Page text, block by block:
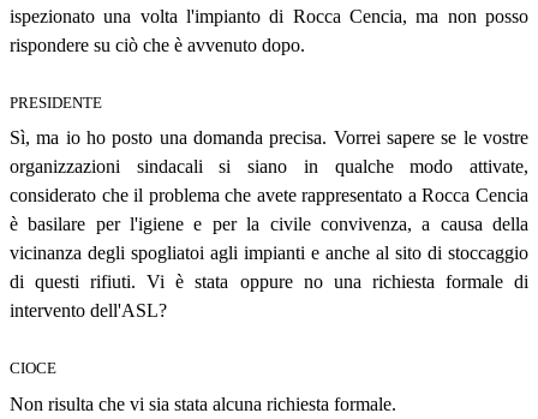
ispezionato una volta l'impianto di Rocca Cencia, ma non posso
rispondere su ciò che è avvenuto dopo.
PRESIDENTE
Sì, ma io ho posto una domanda precisa. Vorrei sapere se le vostre
organizzazioni sindacali si siano in qualche modo attivate,
considerato che il problema che avete rappresentato a Rocca Cencia
è basilare per l'igiene e per la civile convivenza, a causa della
vicinanza degli spogliatoi agli impianti e anche al sito di stoccaggio
di questi rifiuti. Vi è stata oppure no una richiesta formale di
intervento dell'ASL?
CIOCE
Non risulta che vi sia stata alcuna richiesta formale.